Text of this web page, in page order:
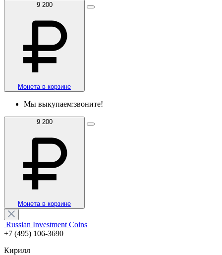
9 200
Монета в корзине
Мы выкупаем:звоните!
9 200
Монета в корзине
Russian Investment Coins
+7 (495) 106-3690
Кирилл